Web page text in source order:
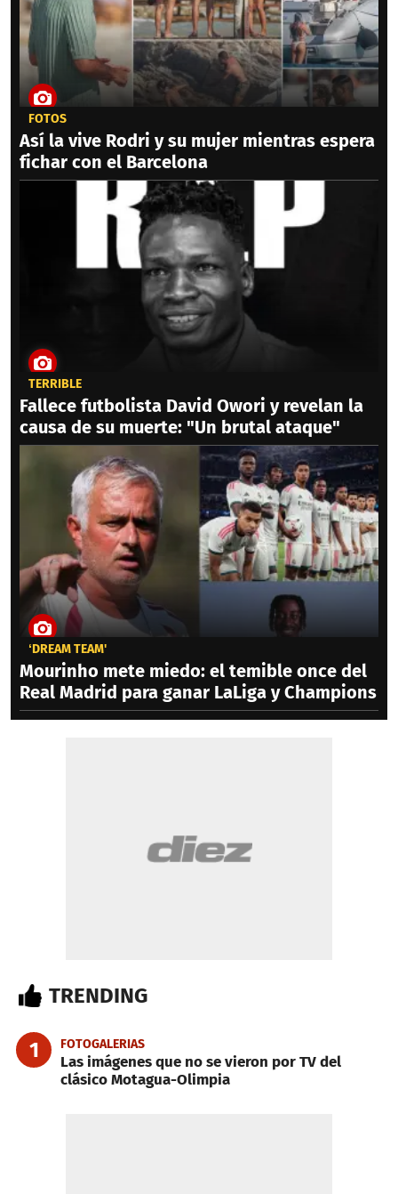
FOTOS
Así la vive Rodri y su mujer mientras espera
fichar con el Barcelona
TERRIBLE
Fallece futbolista David Owori y revelan la
causa de su muerte: "Un brutal ataque"
‘DREAM TEAM'
Mourinho mete miedo: el temible once del
Real Madrid para ganar LaLiga y Champions
TRENDING
1 FOTOGALERIAS
Las imágenes que no se vieron por TV del
clásico Motagua-Olimpia